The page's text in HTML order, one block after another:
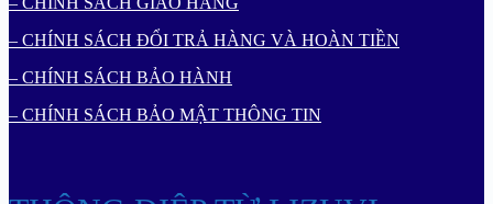
– CHÍNH SÁCH ĐỔI TRẢ HÀNG VÀ HOÀN TIỀN
– CHÍNH SÁCH BẢO HÀNH
– CHÍNH SÁCH BẢO MẬT THÔNG TIN